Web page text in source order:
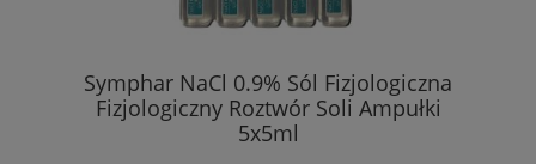
Symphar NaCl 0.9% Sól Fizjologiczna
Fizjologiczny Roztwór Soli Ampułki
5x5ml